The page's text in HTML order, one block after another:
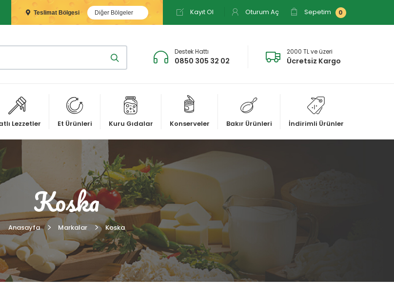
Teslimat Bölgesi Diğer Bölgeler Kayıt Ol Oturum Aç Sepetim 0
Destek Hattı
0850 305 32 02
2000 TL ve üzeri
Ücretsiz Kargo
Lezzetler Et Ürünleri Kuru Gıdalar Konserveler Bakır Ürünleri İndirimli Ürünler
Koska
Anasayfa Markalar Koska